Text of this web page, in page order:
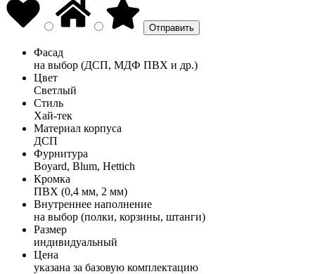
Фасад
на выбор (ДСП, МДФ ПВХ и др.)
Цвет
Светлый
Стиль
Хай-тек
Материал корпуса
ДСП
Фурнитура
Boyard, Blum, Hettich
Кромка
ПВХ (0,4 мм, 2 мм)
Внутреннее наполнение
на выбор (полки, корзины, штанги)
Размер
индивидуальный
Цена
указана за базовую комплектацию